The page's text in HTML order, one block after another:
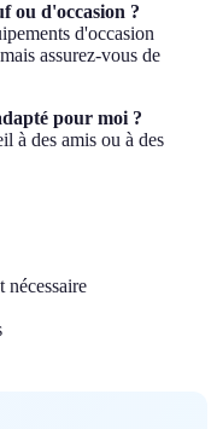
ou d'occasion ?
d'occasion
assurez-vous de
pour moi ?
à des amis ou à des
nécessaire